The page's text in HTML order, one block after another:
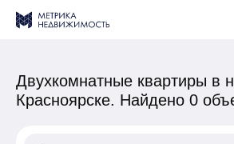
Двухкомнатные квартиры в
Красноярске. Найдено 0